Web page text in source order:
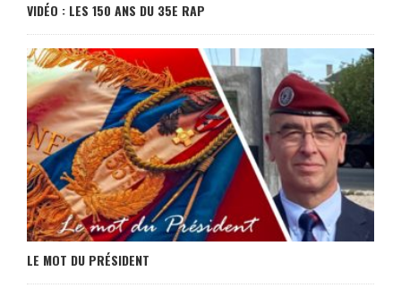
VIDÉO : LES 150 ANS DU 35E RAP
LE MOT DU PRÉSIDENT